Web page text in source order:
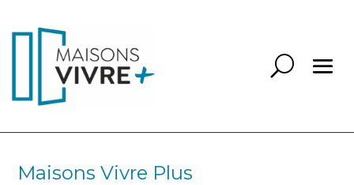
Maisons Vivre Plus